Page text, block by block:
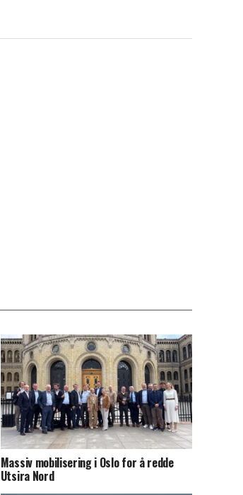
Massiv mobilisering i Oslo for å redde
Utsira Nord